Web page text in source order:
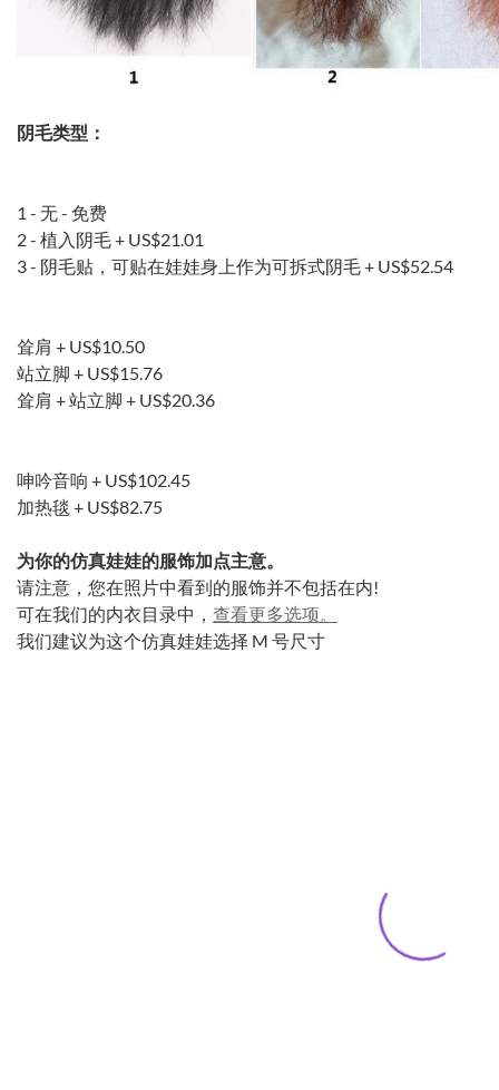
阴毛类型：
1 - 无 - 免费
2 - 植入阴毛 + US$21.01
3 - 阴毛贴，可贴在娃娃身上作为可拆式阴毛 + US$52.54
耸肩 + US$10.50
站立脚 + US$15.76
耸肩 + 站立脚 + US$20.36
呻吟音响 + US$102.45
加热毯 + US$82.75
为你的仿真娃娃的服饰加点主意。
请注意，您在照片中看到的服饰并不包括在内!
可在我们的内衣目录中， 查看更多选项。
我们建议为这个仿真娃娃选择 M 号尺寸